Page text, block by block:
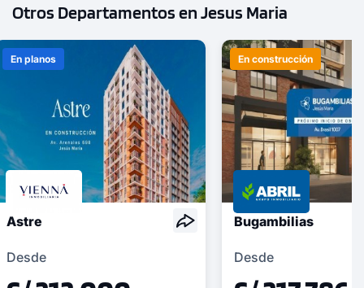
Otros Departamentos en Jesus Maria
En planos
Astre
Desde
En construcción
Bugambilias
Desde